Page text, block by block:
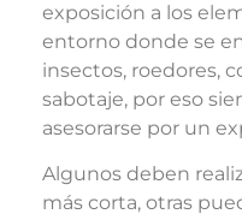
exposición a los
entorno donde se
insectos, roedores,
sabotaje, por eso
asesorarse por un
Algunos deben
más corta, otras